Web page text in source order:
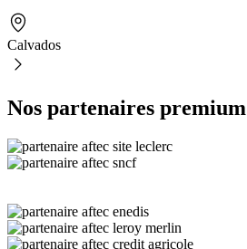
Calvados
Nos partenaires premium